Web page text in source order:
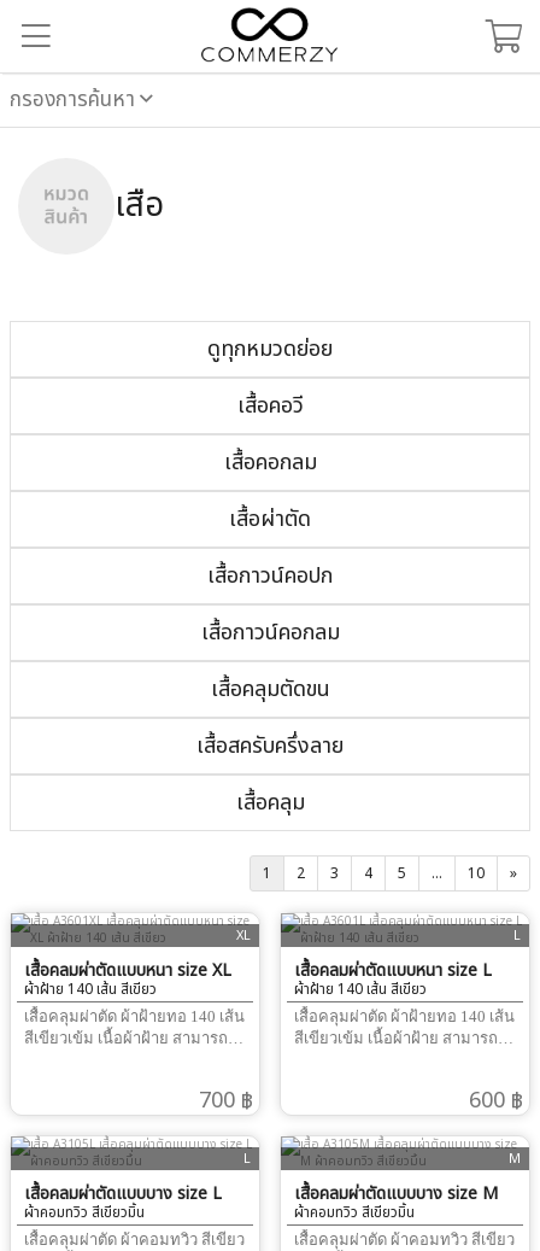
กรองการค้นหา
เสื้อ
ดูทุกหมวดย่อย
เสื้อคอวี
เสื้อคอกลม
เสื้อผ่าตัด
เสื้อกาวน์คอปก
เสื้อกาวน์คอกลม
เสื้อคลุมตัดขน
เสื้อสครับครึ่งลาย
เสื้อคลุม
1 2 3 4 5 ... 10 »
XL
เสื้อคลุมผ่าตัดแบบหนา size XL
ผ้าฝ้าย 140 เส้น สีเขียว
เสื้อคลุมผ่าตัด ผ้าฝ้ายทอ 140 เส้น
สีเขียวเข้ม เนื้อผ้าฝ้าย สามารถ
แขนจั้ม ด้านหลัง ผูก คอ และ
ครับ ในห้องผ่าตัด เพื่อลดการ
ปนเปือนเชื้อ ขณะผ่าตัด size M
เหมาะสำหรับ คุณหมอ ผู้หญิง
เมื่อเทียบกับขนาดของเสื้อสครับ
ของทางร้าน คุณหมอ ที่สวม
700 ฿
L
เสื้อคลุมผ่าตัดแบบหนา size L
ผ้าฝ้าย 140 เส้น สีเขียว
เสื้อคลุมผ่าตัด ผ้าฝ้ายทอ 140 เส้น
สีเขียวเข้ม เนื้อผ้าฝ้าย สามารถ
แขนจั้ม ด้านหลัง ผูก คอ และ
ครับ ในห้องผ่าตัด เพื่อลดการ
ปนเปือนเชื้อ ขณะผ่าตัด size M
เหมาะสำหรับ คุณหมอ ผู้หญิง
เมื่อเทียบกับขนาดของเสื้อสครับ
ของทางร้าน คุณหมอ ที่สวม
600 ฿
L
เสื้อคลุมผ่าตัดแบบบาง size L
ผ้าคอมทวิว สีเขียวมิ้น
เสื้อคลุมผ่าตัด ผ้าคอมทวิว สีเขียว
M
เสื้อคลุมผ่าตัดแบบบาง size M
ผ้าคอมทวิว สีเขียวมิ้น
เสื้อคลุมผ่าตัด ผ้าคอมทวิว สีเขียว